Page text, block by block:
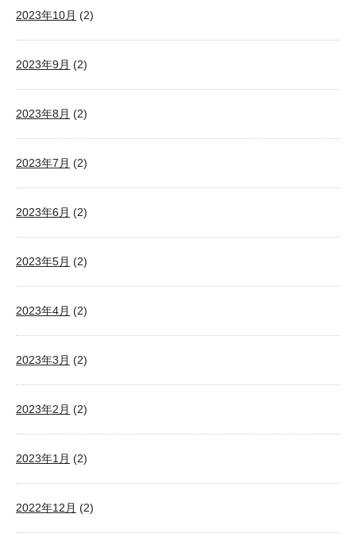
2023年10月 (2)
2023年9月 (2)
2023年8月 (2)
2023年7月 (2)
2023年6月 (2)
2023年5月 (2)
2023年4月 (2)
2023年3月 (2)
2023年2月 (2)
2023年1月 (2)
2022年12月 (2)